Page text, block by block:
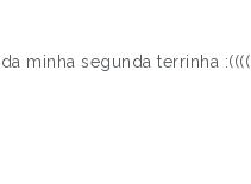
minha segunda terrinha :((((